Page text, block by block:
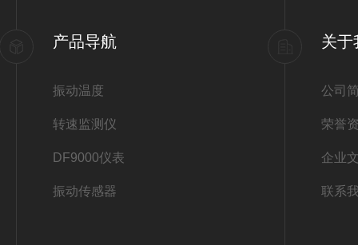
产品导航
振动温度
转速监测仪
DF9000仪表
振动传感器
关于
公司
荣誉
企业
联系